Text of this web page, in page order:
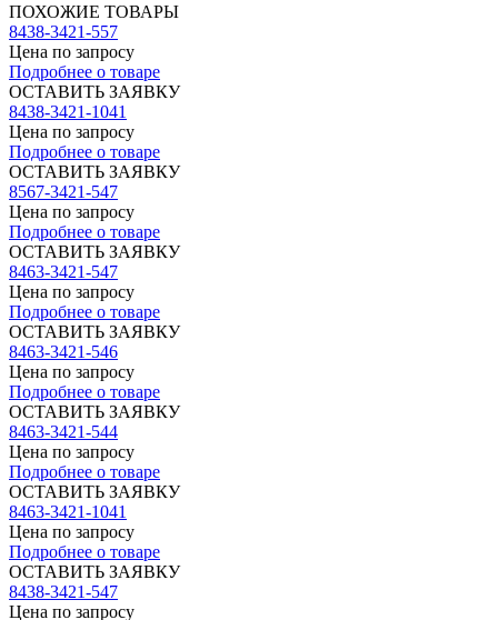
ПОХОЖИЕ ТОВАРЫ
8438-3421-557
Цена по запросу
Подробнее о товаре
ОСТАВИТЬ ЗАЯВКУ
8438-3421-1041
Цена по запросу
Подробнее о товаре
ОСТАВИТЬ ЗАЯВКУ
8567-3421-547
Цена по запросу
Подробнее о товаре
ОСТАВИТЬ ЗАЯВКУ
8463-3421-547
Цена по запросу
Подробнее о товаре
ОСТАВИТЬ ЗАЯВКУ
8463-3421-546
Цена по запросу
Подробнее о товаре
ОСТАВИТЬ ЗАЯВКУ
8463-3421-544
Цена по запросу
Подробнее о товаре
ОСТАВИТЬ ЗАЯВКУ
8463-3421-1041
Цена по запросу
Подробнее о товаре
ОСТАВИТЬ ЗАЯВКУ
8438-3421-547
Цена по запросу